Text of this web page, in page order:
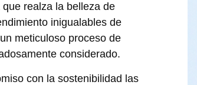
que realza la belleza de
inigualables de
meticuloso proceso de
considerado.
con lasostenibilidad las